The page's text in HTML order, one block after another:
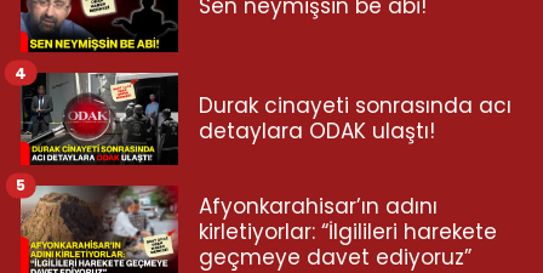
Durak cinayeti sonrasında acı
detaylara ODAK ulaştı!
4
Afyonkarahisar’ın adını
kirletiyorlar: “İlgilileri harekete
geçmeye davet ediyoruz”
5